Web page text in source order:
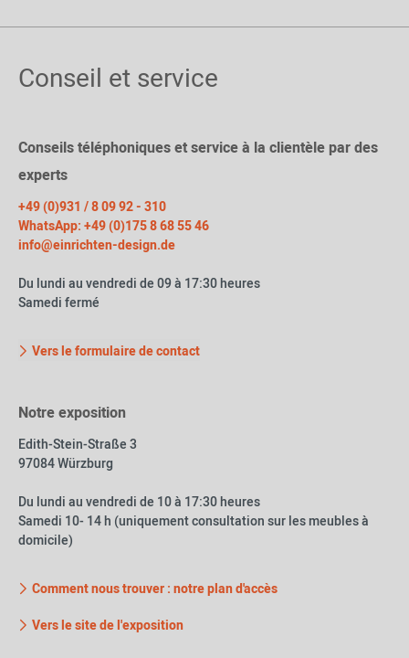
Conseil et service
Conseils téléphoniques et service à la clientèle par des
experts
+49 (0)931 / 8 09 92 - 310
WhatsApp: +49 (0)175 8 68 55 46
info@einrichten-design.de
Du lundi au vendredi de 09 à 17:30 heures
Samedi fermé
Vers le formulaire de contact
Notre exposition
Edith-Stein-Straße 3
97084 Würzburg
Du lundi au vendredi de 10 à 17:30 heures
Samedi 10- 14 h (uniquement consultation sur les meubles à
domicile)
Comment nous trouver : notre plan d'accès
Vers le site de l'exposition